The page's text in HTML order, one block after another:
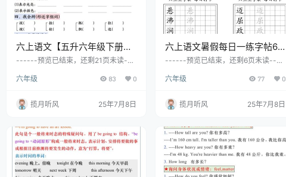
六上语文【五升六年级下册语
文暑假作业每日一练含答案】
------预览已结束，还剩21页未读---
档
六年级 83 0
揽月听风 25年7月8日
六上语文暑假每日一练字帖6
字
------预览已结束，还剩6页未读----
档
六年级 77 0
揽月听风 25年7月8日